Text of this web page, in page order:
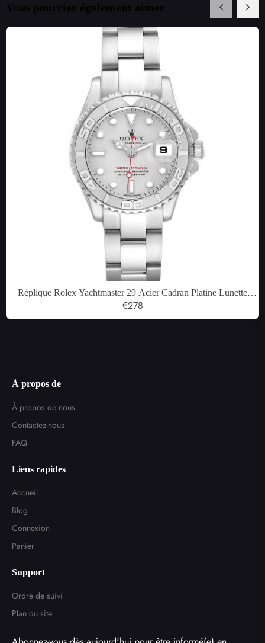
Vous pourriez également aimer
Réplique Rolex Yachtmaster 29 Acier Cadran Platine Lunette
Dames Montre 169622
€278
À propos de
À propos de nous
Contactez-nous
FAQ
Liens rapides
Accueil
Blog
Connexion
Panier
Support
Ordre de suivi
Plan du site